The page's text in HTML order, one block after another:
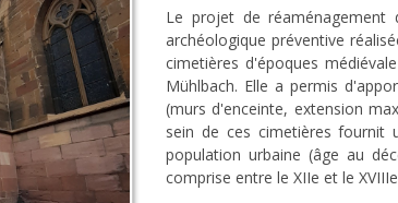
Le projet de
archéologique préventive
cimetières d'époques
Mühlbach. Elle a permis
(murs d'enceinte, extension
sein de ces cimetières fournit
population urbaine (âge au
comprise entre le XIIe et le